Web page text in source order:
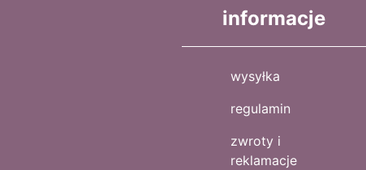
informacje
wysyłka
regulamin
zwroty i
reklamacje